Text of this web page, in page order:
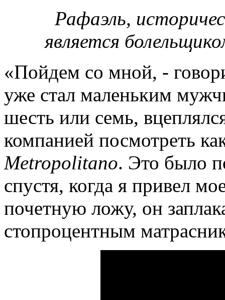
Рафаэль,
является
«Пойдем со мной, -
уже стал маленьким
шесть или семь,
компанией посмотреть
Metropolitano. Это было
спустя, когда я привел
почетную ложу, он
стопроцентным